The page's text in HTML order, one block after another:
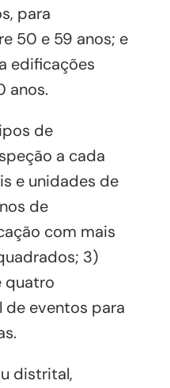
para
50 e 59 anos; e
edificações
anos.
de
a cada
e unidades de
de
com mais
3)
quatro
de eventos para
distrital,